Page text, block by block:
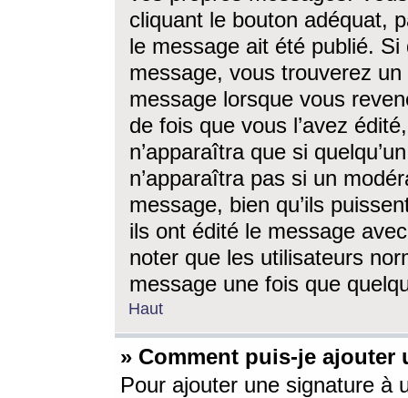
cliquant le bouton adéquat,
le message ait été publié. Si
message, vous trouverez
message lorsque vous
de fois que vous l’avez
n’apparaîtra que si
n’apparaîtra pas si un
message, bien qu’ils
ils ont édité le message
noter que les utilisateurs
message une fois que
Haut
» Comment puis-je ajouter
Pour ajouter une signature à